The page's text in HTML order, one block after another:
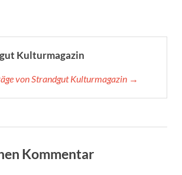
Kulturmagazin
von Strandgut Kulturmagazin →
Kommentar